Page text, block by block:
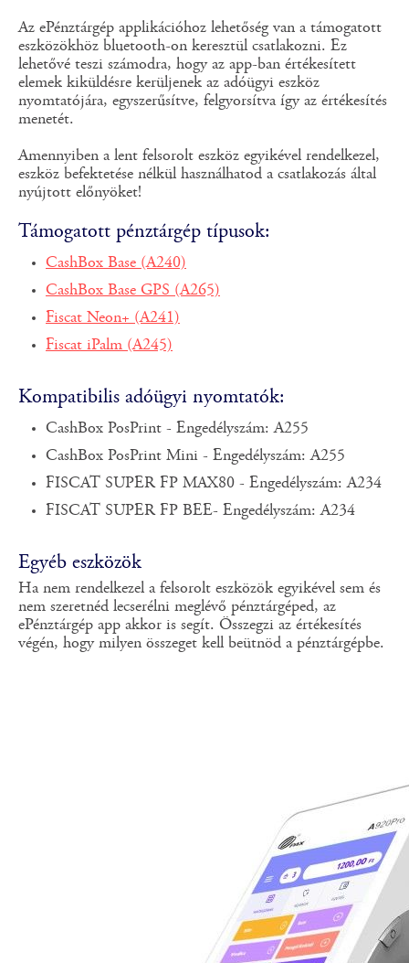
Az ePénztárgép applikációhoz lehetőség van a támogatott
eszközökhöz bluetooth-on keresztül csatlakozni. Ez
lehetővé teszi számodra, hogy az app-ban értékesített
elemek kiküldésre kerüljenek az adóügyi eszköz
nyomtatójára, egyszerűsítve, felgyorsítva így az értékesítés
menetét.
Amennyiben a lent felsorolt eszköz egyikével rendelkezel,
eszköz befektetése nélkül használhatod a csatlakozás által
nyújtott előnyöket!
Támogatott pénztárgép típusok:
CashBox Base (A240)
CashBox Base GPS (A265)
Fiscat Neon+ (A241)
Fiscat iPalm (A245)
Kompatibilis adóügyi nyomtatók:
CashBox PosPrint - Engedélyszám: A255
CashBox PosPrint Mini - Engedélyszám: A255
FISCAT SUPER FP MAX80 - Engedélyszám: A234
FISCAT SUPER FP BEE- Engedélyszám: A234
Egyéb eszközök
Ha nem rendelkezel a felsorolt eszközök egyikével sem és
nem szeretnéd lecserélni meglévő pénztárgéped, az
ePénztárgép app akkor is segít. Összegzi az értékesítés
végén, hogy milyen összeget kell beütnöd a pénztárgépbe.